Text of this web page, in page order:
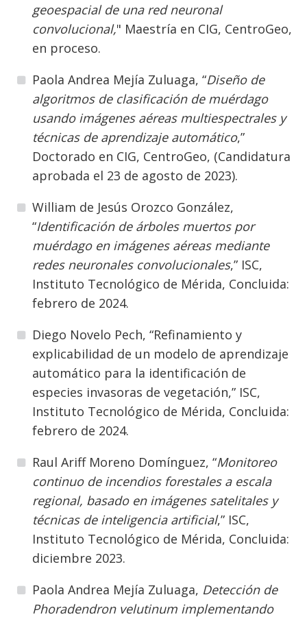
geoespacial de una red neuronal
convolucional," Maestría en CIG, CentroGeo,
en proceso.
Paola Andrea Mejía Zuluaga, “Diseño de
algoritmos de clasificación de muérdago
usando imágenes aéreas multiespectrales y
técnicas de aprendizaje automático,”
Doctorado en CIG, CentroGeo, (Candidatura
aprobada el 23 de agosto de 2023).
William de Jesús Orozco González,
“Identificación de árboles muertos por
muérdago en imágenes aéreas mediante
redes neuronales convolucionales,” ISC,
Instituto Tecnológico de Mérida, Concluida:
febrero de 2024.
Diego Novelo Pech, “Refinamiento y
explicabilidad de un modelo de aprendizaje
automático para la identificación de
especies invasoras de vegetación,” ISC,
Instituto Tecnológico de Mérida, Concluida:
febrero de 2024.
Raul Ariff Moreno Domínguez, “Monitoreo
continuo de incendios forestales a escala
regional, basado en imágenes satelitales y
técnicas de inteligencia artificial,” ISC,
Instituto Tecnológico de Mérida, Concluida:
diciembre 2023.
Paola Andrea Mejía Zuluaga, Detección de
Phoradendron velutinum implementando